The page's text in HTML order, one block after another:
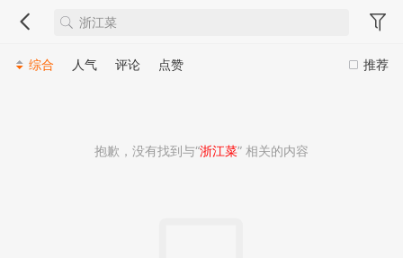
推荐
综合 人气 评论 点赞
抱歉，没有找到与“浙江菜” 相关的内容